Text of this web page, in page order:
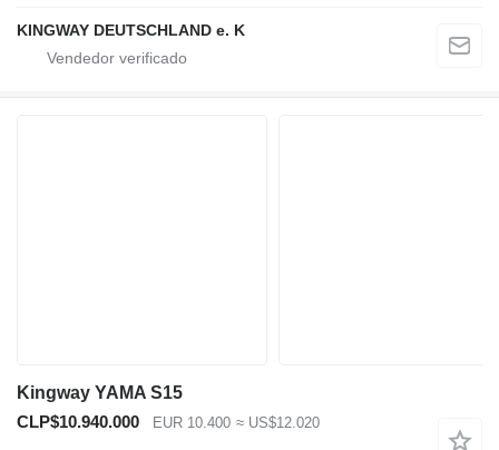
KINGWAY DEUTSCHLAND e. K
Kingway YAMA S15
CLP$10.940.000
EUR 10.400 ≈ US$12.020